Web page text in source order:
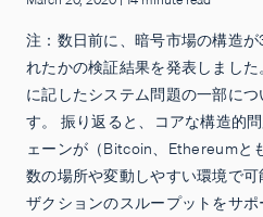
注：数日前に、暗号市場の構造
れたかの検証結果を発表しまし
に記したシステム問題の一部に
す。 振り返ると、コアな構造的
ェーンが（Bitcoin、Ethereumと
数の場所や変動しやすい環境で
ザクションのスループットをサ